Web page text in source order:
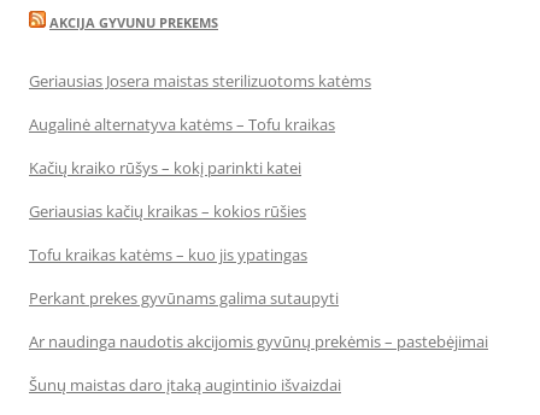
AKCIJA GYVUNU PREKEMS
Geriausias Josera maistas sterilizuotoms katėms
Augalinė alternatyva katėms – Tofu kraikas
Kačių kraiko rūšys – kokį parinkti katei
Geriausias kačių kraikas – kokios rūšies
Tofu kraikas katėms – kuo jis ypatingas
Perkant prekes gyvūnams galima sutaupyti
Ar naudinga naudotis akcijomis gyvūnų prekėmis – pastebėjimai
Šunų maistas daro įtaką augintinio išvaizdai